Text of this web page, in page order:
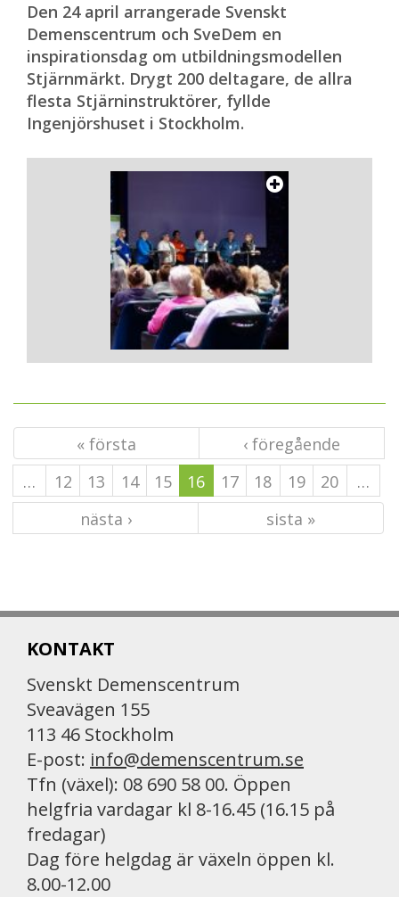
Den 24 april arrangerade Svenskt
Demenscentrum och SveDem en
inspirationsdag om utbildningsmodellen
Stjärnmärkt. Drygt 200 deltagare, de allra
flesta Stjärninstruktörer, fyllde
Ingenjörshuset i Stockholm.
« första
‹ föregående
…
12 13 14 15 16 17 18 19 20
…
nästa ›
sista »
KONTAKT
Svenskt Demenscentrum
Sveavägen 155
113 46 Stockholm
E-post: info@demenscentrum.se
Tfn (växel): 08 690 58 00. Öppen
helgfria vardagar kl 8-16.45 (16.15 på
fredagar)
Dag före helgdag är växeln öppen kl.
8.00-12.00